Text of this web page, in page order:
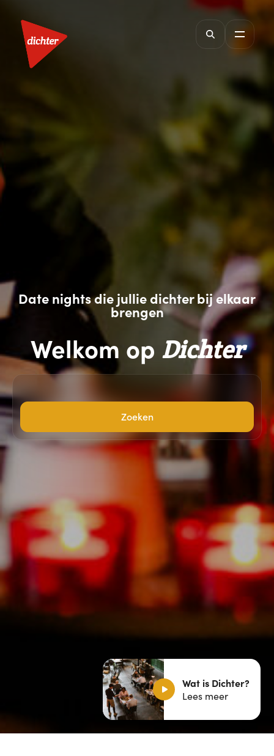
Date nights die jullie dichter bij elkaar
brengen
Welkom op Dichter
Zoeken
Wat is Dichter?
Lees meer